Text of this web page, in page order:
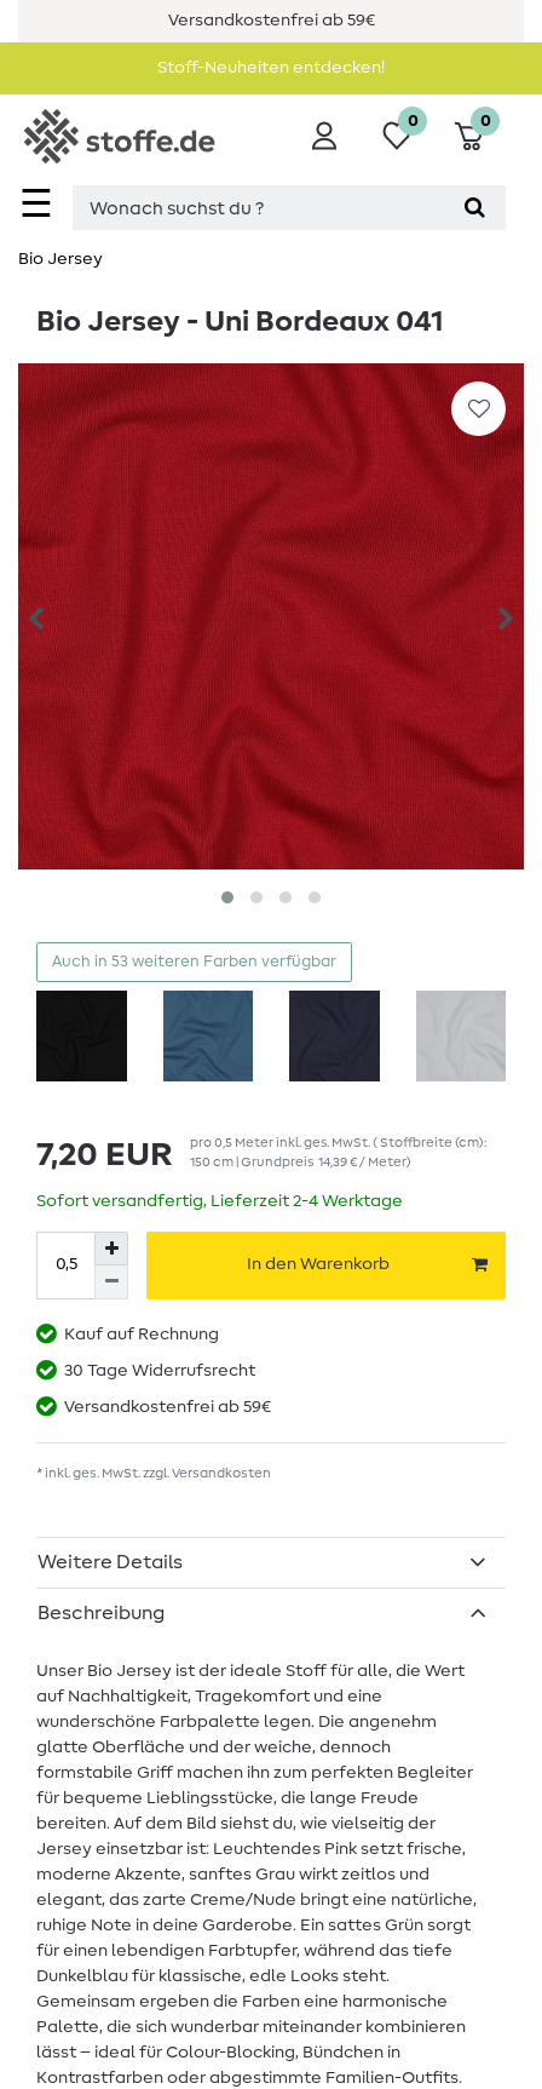
Versandkostenfrei ab 59€
Stoff-Neuheiten entdecken!
☰
0 0
Bio Jersey
Bio Jersey - Uni Bordeaux 041
Auch in 53 weiteren Farben verfügbar
7,20 EUR pro0,5 Meterinkl. ges. MwSt. ( Stoffbreite (cm):
150 cm | Grundpreis 14,39 € / Meter)
Sofort versandfertig, Lieferzeit 2-4 Werktage
In den Warenkorb
Kauf auf Rechnung
30 Tage Widerrufsrecht
Versandkostenfrei ab 59€
* inkl. ges. MwSt. zzgl. Versandkosten
Weitere Details
Beschreibung
Unser Bio Jersey ist der ideale Stoff für alle, die Wert
auf Nachhaltigkeit, Tragekomfort und eine
wunderschöne Farbpalette legen. Die angenehm
glatte Oberfläche und der weiche, dennoch
formstabile Griff machen ihn zum perfekten Begleiter
für bequeme Lieblingsstücke, die lange Freude
bereiten. Auf dem Bild siehst du, wie vielseitig der
Jersey einsetzbar ist: Leuchtendes Pink setzt frische,
moderne Akzente, sanftes Grau wirkt zeitlos und
elegant, das zarte Creme/Nude bringt eine natürliche,
ruhige Note in deine Garderobe. Ein sattes Grün sorgt
für einen lebendigen Farbtupfer, während das tiefe
Dunkelblau für klassische, edle Looks steht.
Gemeinsam ergeben die Farben eine harmonische
Palette, die sich wunderbar miteinander kombinieren
lässt – ideal für Colour-Blocking, Bündchen in
Kontrastfarben oder abgestimmte Familien-Outfits.